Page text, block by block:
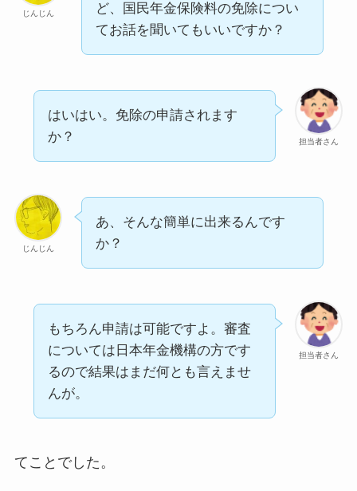
じんじん
ど、国民年金保険料の免除につい
てお話を聞いてもいいですか？
担当者さん
はいはい。免除の申請されます
か？
じんじん
あ、そんな簡単に出来るんです
か？
担当者さん
もちろん申請は可能ですよ。審査
については日本年金機構の方です
るので結果はまだ何とも言えませ
んが。
てことでした。